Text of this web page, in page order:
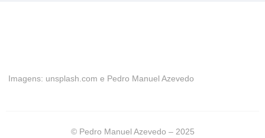
Imagens: unsplash.com e Pedro Manuel Azevedo
© Pedro Manuel Azevedo – 2025